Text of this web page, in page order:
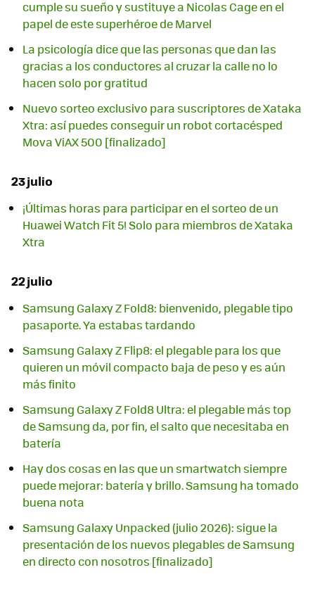
cumple su sueño y sustituye a Nicolas Cage en el
papel de este superhéroe de Marvel
La psicología dice que las personas que dan las
gracias a los conductores al cruzar la calle no lo
hacen solo por gratitud
Nuevo sorteo exclusivo para suscriptores de Xataka
Xtra: así puedes conseguir un robot cortacésped
Mova ViAX 500 [finalizado]
23 julio
¡Últimas horas para participar en el sorteo de un
Huawei Watch Fit 5! Solo para miembros de Xataka
Xtra
22 julio
Samsung Galaxy Z Fold8: bienvenido, plegable tipo
pasaporte. Ya estabas tardando
Samsung Galaxy Z Flip8: el plegable para los que
quieren un móvil compacto baja de peso y es aún
más finito
Samsung Galaxy Z Fold8 Ultra: el plegable más top
de Samsung da, por fin, el salto que necesitaba en
batería
Hay dos cosas en las que un smartwatch siempre
puede mejorar: batería y brillo. Samsung ha tomado
buena nota
Samsung Galaxy Unpacked (julio 2026): sigue la
presentación de los nuevos plegables de Samsung
en directo con nosotros [finalizado]